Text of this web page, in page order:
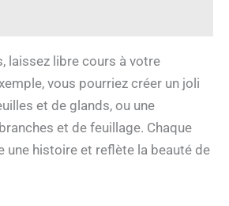
laissez libre cours à votre
vous pourriez créer un joli
et de glands, ou une
et de feuillage. Chaque
une histoire et reflète la beauté de